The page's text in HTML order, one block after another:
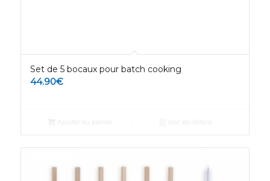
Set de 5 bocaux pour batch cooking
44.90€